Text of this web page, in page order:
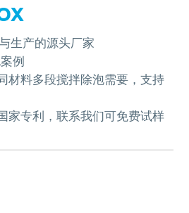
生产的源头厂家
例
材料多段搅拌除泡需要，支持
家专利，联系我们可免费试样